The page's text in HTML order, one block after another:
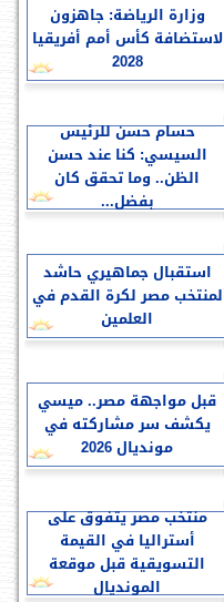
وزارة الرياضة: جاهزون
لاستضافة كأس أمم أفريقيا
2028
حسام حسن للرئيس
السيسي: كنا عند حسن
الظن.. وما تحقق كان
بفضل...
استقبال جماهيري حاشد
لمنتخب مصر لكرة القدم في
العلمين
قبل مواجهة مصر.. ميسي
يكشف سر مشاركته في
مونديال 2026
منتخب مصر يتفوق على
أستراليا في القيمة
التسويقية قبل موقعة
المونديال